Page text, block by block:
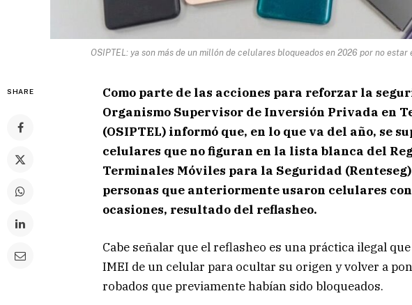
OSIPTEL: ya son más de un millón de celulares bloqueados en 2026 por no
SHARE
Como parte de las acciones para reforzar la
Organismo Supervisor de Inversión Privada en
(OSIPTEL) informó que, en lo que va del año, se
celulares que no figuran en la lista blanca del
Terminales Móviles para la Seguridad
personas que anteriormente usaron celulares
ocasiones, resultado del reflasheo.
Cabe señalar que el reflasheo es una práctica ilegal
IMEI de un celular para ocultar su origen y volver a
robados que previamente habían sido bloqueados.